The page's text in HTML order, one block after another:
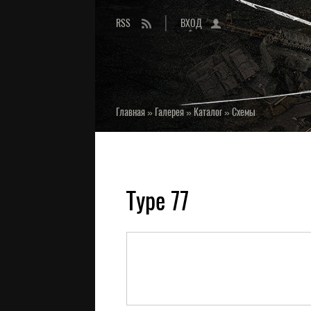
RSS ВХОД
Главная» Галерея»Каталог»Схемы
Type 77